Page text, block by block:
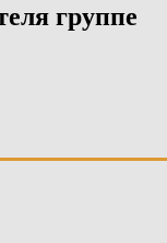
группе